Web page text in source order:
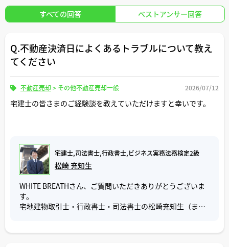
すべての回答 ベストアンサー回答
Q.不動産決済日によくあるトラブルについて教え
てください
不動産売却 > その他不動産売却一般 2026/07/12
宅建士の皆さまのご経験談を教えていただけますと幸いです。
宅建士,司法書士,行政書士,ビジネス実務法務検定2級
松崎 充知生
WHITE BREATHさん、ご質問いただきありがとうございま
す。
宅地建物取引士・行政書士・司法書士の松崎充知生（まつ